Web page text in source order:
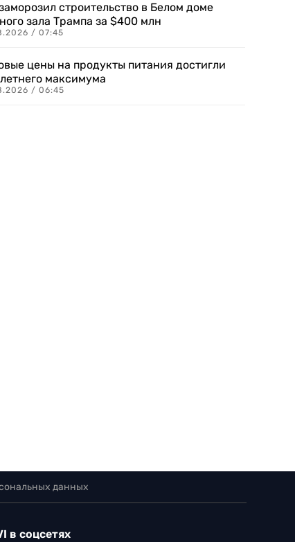
строительство в Белом доме
зала Трампа за $400 млн
/ 07:45
цены на продукты питания достигли
максимума
/ 06:45
данных
в соцсетях